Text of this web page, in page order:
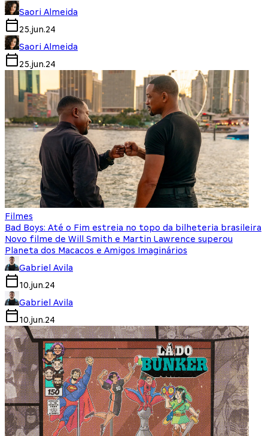
Saori Almeida
25.jun.24
Saori Almeida
25.jun.24
Filmes
Bad Boys: Até o Fim estreia no topo da bilheteria brasileira
Novo filme de Will Smith e Martin Lawrence superou
Planeta dos Macacos e Amigos Imaginários
Gabriel Avila
10.jun.24
Gabriel Avila
10.jun.24